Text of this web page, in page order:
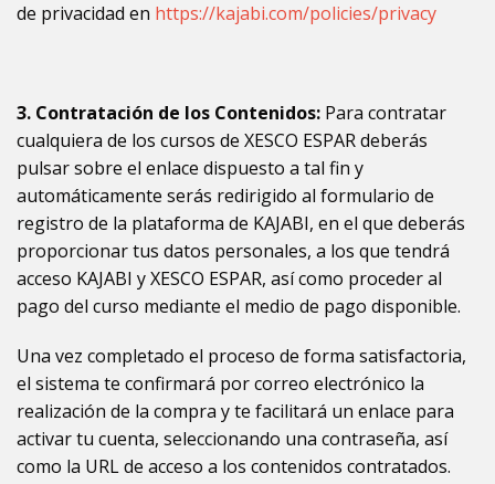
de privacidad en https://kajabi.com/policies/privacy
3. Contratación de los Contenidos: Para contratar
cualquiera de los cursos de XESCO ESPARdeberás
pulsar sobre el enlace dispuesto a tal fin y
automáticamente serás redirigido al formulario de
registro de la plataforma de KAJABI, en el que deberás
proporcionar tus datos personales, a los que tendrá
acceso KAJABI yXESCO ESPAR, así como proceder al
pago del curso mediante el medio de pago disponible.
Una vez completado el proceso de forma satisfactoria,
el sistema te confirmará por correo electrónico la
realización de la compra y te facilitará un enlace para
activar tu cuenta, seleccionando una contraseña, así
como la URL de acceso a los contenidos contratados.